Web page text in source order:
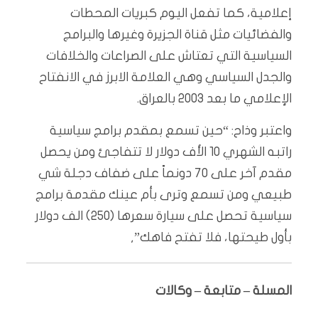
إعلامية، كما تفعل اليوم كبريات المحطات
والفضائيات مثل قناة الجزيرة وغيرها والبرامج
السياسية التي تعتاش على الصراعات والخلافات
والجدل السياسي وهي العلامة الابرز في الانفتاح
الإعلامي ما بعد 2003 بالعراق.
واعتبر وذاح: “حين تسمع بمقدم برامج سياسية
راتبه الشهري 10 الأف دولار لا تتفاجئ ومن يحصل
مقدم آخر على 70 دونماً على ضفاف دجلة شي
طبيعي ومن تسمع وترى بأم عينك مقدمة برامج
سياسية تحصل على سيارة سعرها (250) الف دولار
بأول طيحتها، فلا تفتح فاهك”,
المسلة – متابعة – وكالات